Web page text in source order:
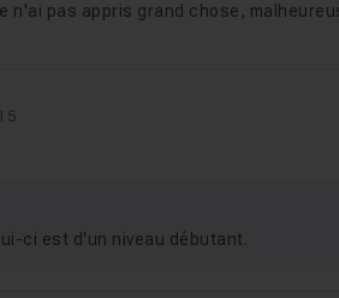
n'ai pas appris grand chose,
ci est d'un niveau débutant.